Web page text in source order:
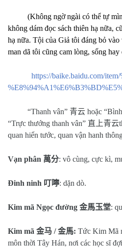
(Không ngờ ngài có thể tự
không dám đọc sách thiên hạ nữa,
hạ nữa. Tội của Giả tôi đáng bỏ
man dã tôi cũng cam lòng, sống
https://baike.baidu.com/
“Thanh vân” 青云 hoặc
“Trực thướng thanh vân” 直上青云
quan hiển tước, quan vận hanh
Vạn phân 萬分: vô cùng, cực kì,
Đinh ninh 叮嚀: dặn dò.
Kim mã Ngọc đường 金馬玉堂:
Kim mã 金马 /金馬: Tức Kim Mã
môn thời Tây Hán, nơi các học sĩ